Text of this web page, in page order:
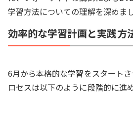
学習方法についての理解を深めまし
効率的な学習計画と実践方
6月から本格的な学習をスタート
ロセスは以下のように段階的に進